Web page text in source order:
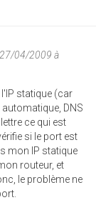
04/2009 à
statique (car
DNS
ce qui est
si le port est
mon IP statique
routeur, et
le problème ne